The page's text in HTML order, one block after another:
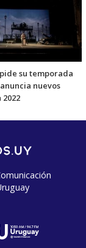
su temporada
nuevos